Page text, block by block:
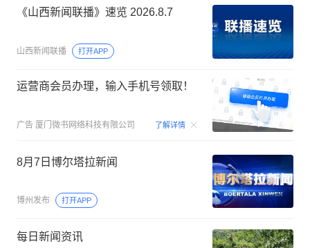
《山西新闻联播》速览 2026.8.7
山西新闻联播 打开APP
运营商会员办理，输入手机号领取！
广告 厦门微书网络科技有限公司 了解详情 00:15
8月7日博尔塔拉新闻
博州发布 打开APP
每日新闻资讯